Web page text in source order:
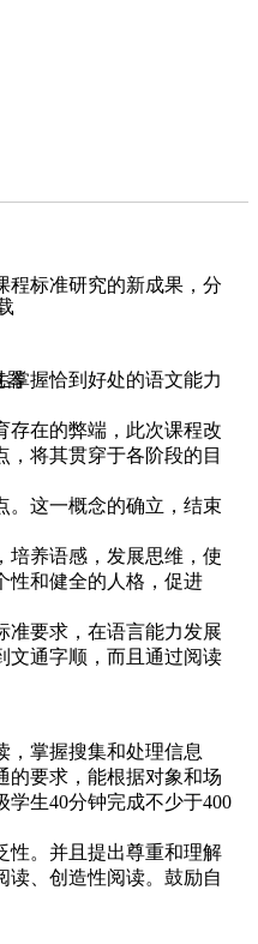
器
程标准研究的新成果，分
握恰到好处的语文能力
在的弊端，此次课程改
将其贯穿于各阶段的目
这一概念的确立，结束
养语感，发展思维，使
性和健全的人格，促进
要求，在语言能力发展
文通字顺，而且通过阅读
掌握搜集和处理信息
的要求，能根据对象和场
生40分钟完成不少于400
。并且提出尊重和理解
读、创造性阅读。鼓励自